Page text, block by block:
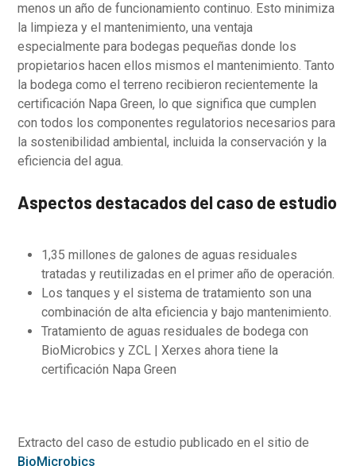
menos un año de funcionamiento continuo. Esto minimiza
la limpieza y el mantenimiento, una ventaja
especialmente para bodegas pequeñas donde los
propietarios hacen ellos mismos el mantenimiento. Tanto
la bodega como el terreno recibieron recientemente la
certificación Napa Green, lo que significa que cumplen
con todos los componentes regulatorios necesarios para
la sostenibilidad ambiental, incluida la conservación y la
eficiencia del agua.
Aspectos destacados del caso de estudio
1,35 millones de galones de aguas residuales
tratadas y reutilizadas en el primer año de operación.
Los tanques y el sistema de tratamiento son una
combinación de alta eficiencia y bajo mantenimiento.
Tratamiento de aguas residuales de bodega con
BioMicrobics y ZCL | Xerxes ahora tiene la
certificación Napa Green
Extracto del caso de estudio publicado en el sitio de
BioMicrobics